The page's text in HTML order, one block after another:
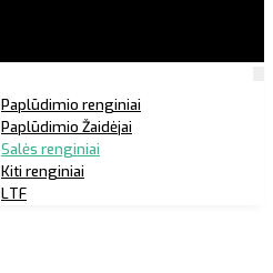
Paplūdimio renginiai
Paplūdimio Žaidėjai
Salės renginiai
Kiti renginiai
LTF